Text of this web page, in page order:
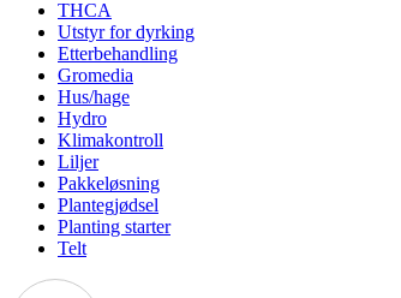
THCA
Utstyr for dyrking
Etterbehandling
Gromedia
Hus/hage
Hydro
Klimakontroll
Liljer
Pakkeløsning
Plantegjødsel
Planting starter
Telt